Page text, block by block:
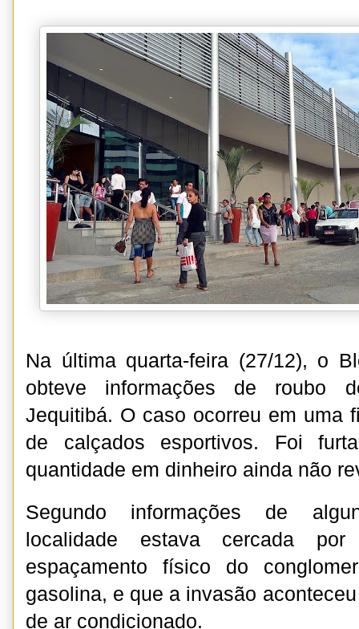
Na última quarta-feira (27/12), o
obteve informações de roubo
Jequitibá. O caso ocorreu em uma
de calçados esportivos. Foi
quantidade em dinheiro ainda não
Segundo informações de
localidade estava cercada
espaçamento físico do
gasolina, e que a invasão
de ar condicionado.